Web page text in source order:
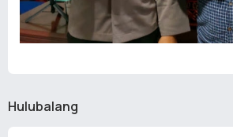
Hulubalang